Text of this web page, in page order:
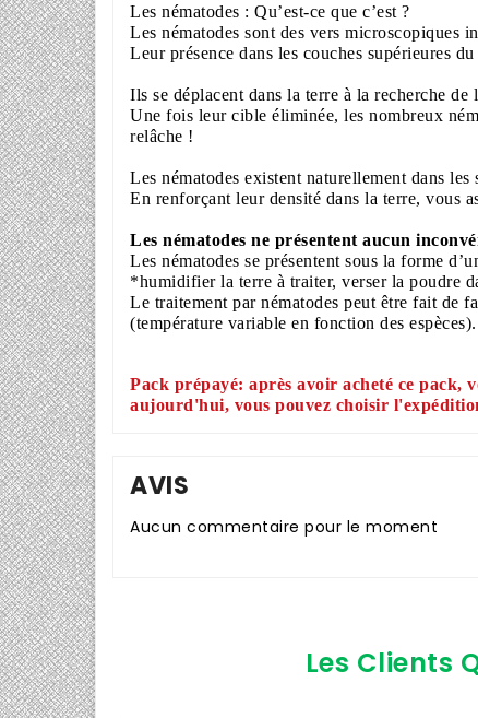
Les nématodes : Qu’est-ce que c’est ?
Les nématodes sont des vers microscopiques
Leur présence dans les couches supérieures
Ils se déplacent dans la terre à la recherche
Une fois leur cible éliminée, les nombreux
relâche !
Les nématodes existent naturellement dans
En renforçant leur densité dans la terre, vous
Les nématodes ne présentent aucun
Les nématodes se présentent sous la forme
*humidifier la terre à traiter, verser la poudre
Le traitement par nématodes peut être fait de
(température variable en fonction des espèces).
Pack prépayé: après avoir acheté ce pack,
aujourd'hui, vous pouvez choisir
AVIS
Aucun commentaire pour le moment
Les Clients